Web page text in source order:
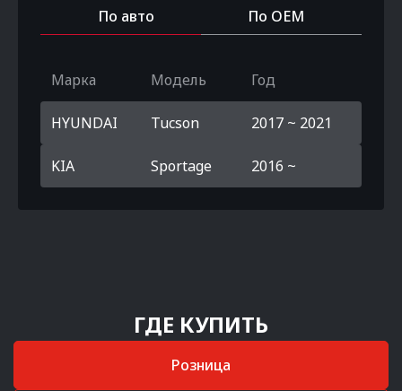
По авто По OEM
Марка Модель Год
HYUNDAI Tucson 2017 ~ 2021
KIA Sportage 2016 ~
ГДЕ КУПИТЬ
Розница